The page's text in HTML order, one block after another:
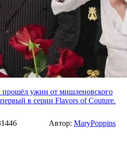
прошёл ужин от мишленовского
в серии Flavors of Couture.
Автор: MaryPoppins